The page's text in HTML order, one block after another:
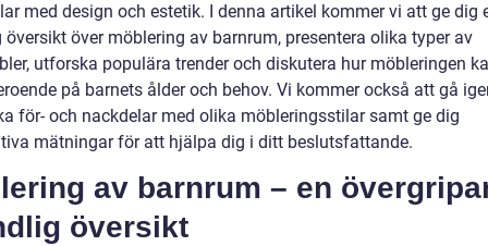
med design och estetik. I denna artikel kommer vi att ge dig
översikt över möblering av barnrum, presentera olika typer av
utforska populära trender och diskutera hur möbleringen
på barnets ålder och behov. Vi kommer också att gå
för- och nackdelar med olika möbleringsstilar samt ge dig
mätningar för att hjälpa dig i ditt beslutsfattande.
av barnrum – en
översikt